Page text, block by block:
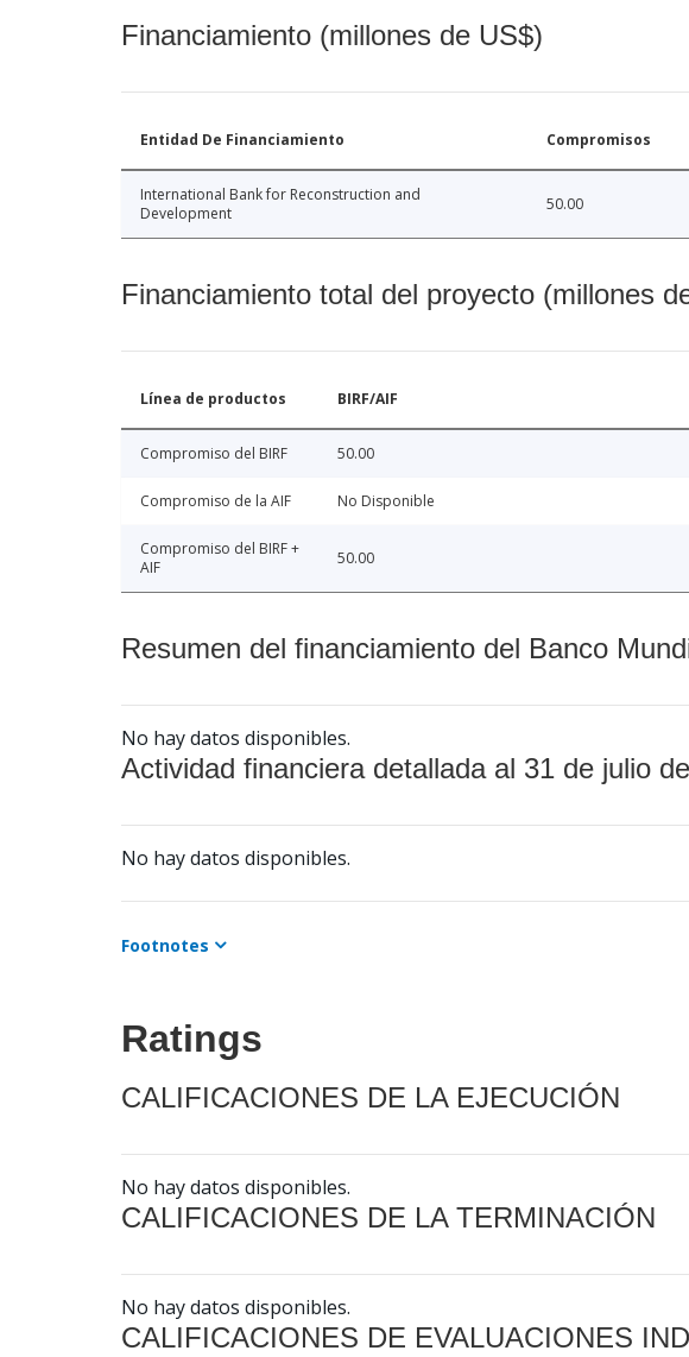
Financiamiento (millones de US$)
Entidad De Financiamiento Compromisos
International Bank for Reconstruction and
Development
50.00
Financiamiento total del proyecto (millones
Línea de productos BIRF/AIF
Compromiso del BIRF 50.00
Compromiso de la AIF No Disponible
Compromiso del BIRF +
AIF
50.00
Resumen del financiamiento del Banco
No hay datos disponibles.
Actividad financiera detallada al 31 de julio
No hay datos disponibles.
Footnotes
Ratings
CALIFICACIONES DE LA EJECUCIÓN
No hay datos disponibles.
CALIFICACIONES DE LA TERMINACIÓN
No hay datos disponibles.
CALIFICACIONES DE EVALUACIONES